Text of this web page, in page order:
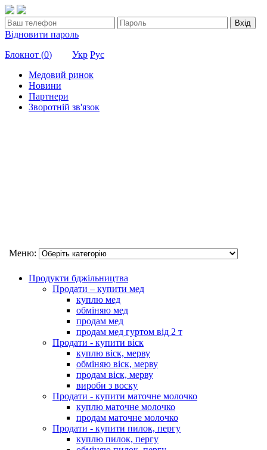
Вхід
Відновити пароль
Блокнот (0) Укр Рус
Медовий ринок
Новини
Партнери
Зворотній зв'язок
Меню:
Продукти бджільництва
Продати – купити мед
куплю мед
обміняю мед
продам мед
продам мед гуртом від 2 т
Продати - купити віск
куплю віск, мерву
обміняю віск, мерву
продам віск, мерву
вироби з воску
Продати - купити маточне молочко
куплю маточне молочко
продам маточне молочко
Продати - купити пилок, пергу
куплю пилок, пергу